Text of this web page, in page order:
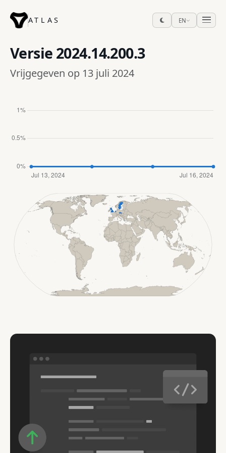
ATLAS EN
Versie 2024.14.200.3
Vrijgegeven op 13 juli 2024